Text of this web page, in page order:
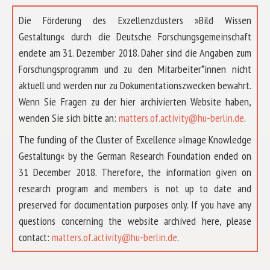
Die Förderung des Exzellenzclusters »Bild Wissen
Gestaltung« durch die Deutsche Forschungsgemeinschaft
endete am 31. Dezember 2018. Daher sind die Angaben zum
Forschungsprogramm und zu den Mitarbeiter*innen nicht
aktuell und werden nur zu Dokumentationszwecken bewahrt.
Wenn Sie Fragen zu der hier archivierten Website haben,
wenden Sie sich bitte an: matters.of.activity@hu-berlin.de.
The funding of the Cluster of Excellence »Image Knowledge
Gestaltung« by the German Research Foundation ended on
31 December 2018. Therefore, the information given on
research program and members is not up to date and
preserved for documentation purposes only. If you have any
questions concerning the website archived here, please
contact: matters.of.activity@hu-berlin.de.
ÜBER UNS